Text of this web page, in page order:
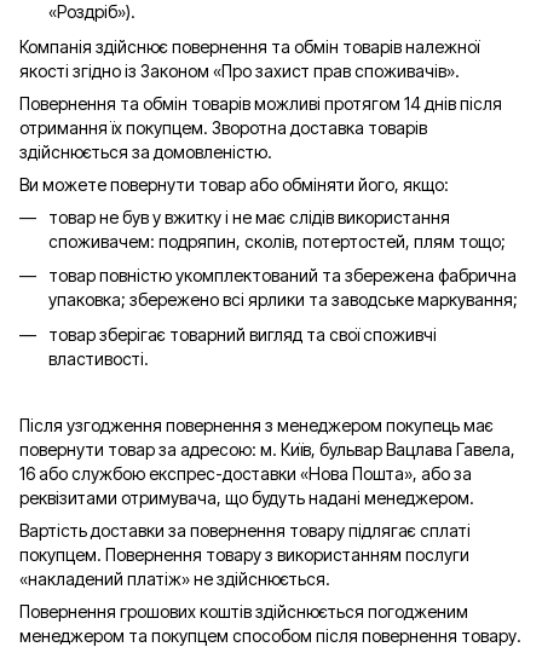
«Роздріб»).
Компанія здійснює повернення та обмін товарів належної
якості згідно із Законом «Про захист прав споживачів».
Повернення та обмін товарів можливі протягом 14 днів після
отримання їх покупцем. Зворотна доставка товарів
здійснюється за домовленістю.
Ви можете повернути товар або обміняти його, якщо:
товар не був у вжитку і не має слідів використання
споживачем: подряпин, сколів, потертостей, плям тощо;
товар повністю укомплектований та збережена фабрична
упаковка; збережено всі ярлики та заводське маркування;
товар зберігає товарний вигляд та свої споживчі
властивості.
Після узгодження повернення з менеджером покупець має
повернути товар за адресою: м. Київ, бульвар Вацлава Гавела,
16 або службою експрес-доставки «Нова Пошта», або за
реквізитами отримувача, що будуть надані менеджером.
Вартість доставки за повернення товару підлягає сплаті
покупцем. Повернення товару з використанням послуги
«накладений платіж» не здійснюється.
Повернення грошових коштів здійснюється погодженим
менеджером та покупцем способом після повернення товару.